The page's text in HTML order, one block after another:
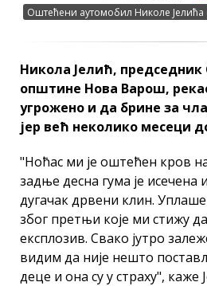
Оштећени аутомобил Николе Јелића
Никола Јелић,
општине Нова Варош,
угрожено и да брине за
јер већ неколико месеци
"Ноћас ми је оштећен кров
задње десна гума је исечена
дугачак дрвени клин.
због претњи које ми стижу
експлозив. Свако јутро
видим да није нешто
деце и она су у страху", каже